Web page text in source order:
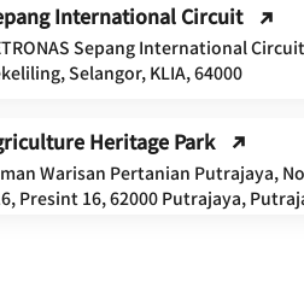
International Circuit
Sepang International
Selangor, KLIA, 64000
Heritage Park
Warisan Pertanian Putrajaya,
Presint 16, 62000 Putrajaya,